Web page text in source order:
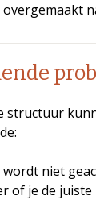
overgemaakt
structuur
niet
of je de juiste